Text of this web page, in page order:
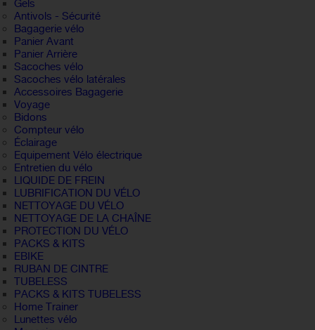
Gels
Antivols - Sécurité
Bagagerie vélo
Panier Avant
Panier Arrière
Sacoches vélo
Sacoches vélo latérales
Accessoires Bagagerie
Voyage
Bidons
Compteur vélo
Éclairage
Equipement Vélo électrique
Entretien du vélo
LIQUIDE DE FREIN
LUBRIFICATION DU VÉLO
NETTOYAGE DU VÉLO
NETTOYAGE DE LA CHAÎNE
PROTECTION DU VÉLO
PACKS & KITS
EBIKE
RUBAN DE CINTRE
TUBELESS
PACKS & KITS TUBELESS
Home Trainer
Lunettes vélo